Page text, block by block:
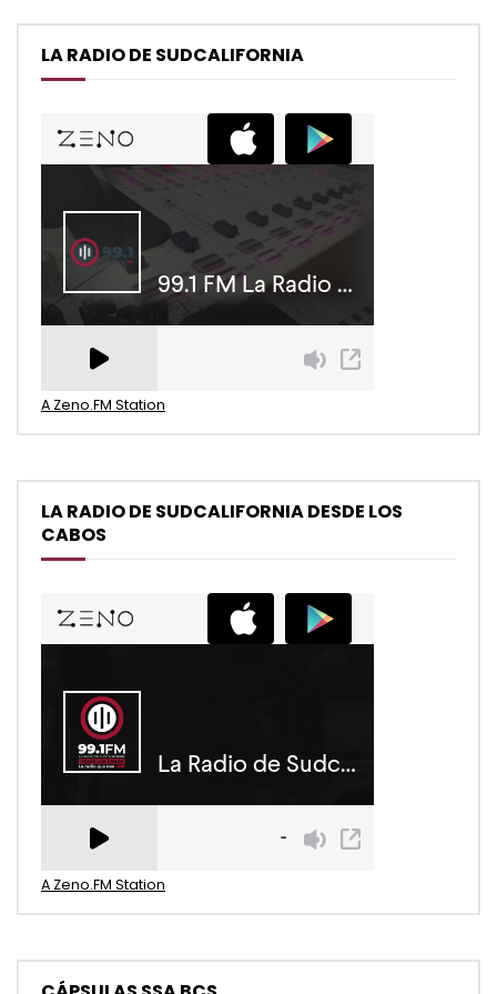
LA RADIO DE SUDCALIFORNIA
A Zeno.FM Station
LA RADIO DE SUDCALIFORNIA DESDE LOS
CABOS
A Zeno.FM Station